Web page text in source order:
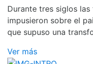
Durante tres siglos
impusieron sobre el
que supuso una
Ver más